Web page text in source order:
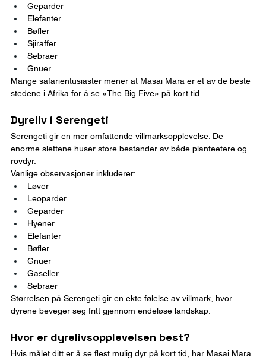
Geparder
Elefanter
Bøfler
Sjiraffer
Sebraer
Gnuer
Mange safarientusiaster mener at Masai Mara er et av de beste
stedene i Afrika for å se «The Big Five» på kort tid.
Dyreliv i Serengeti
Serengeti gir en mer omfattende villmarksopplevelse. De
enorme slettene huser store bestander av både planteetere og
rovdyr.
Vanlige observasjoner inkluderer:
Løver
Leoparder
Geparder
Hyener
Elefanter
Bøfler
Gnuer
Gaseller
Sebraer
Størrelsen på Serengeti gir en ekte følelse av villmark, hvor
dyrene beveger seg fritt gjennom endeløse landskap.
Hvor er dyrelivsopplevelsen best?
Hvis målet ditt er å se flest mulig dyr på kort tid, har Masai Mara